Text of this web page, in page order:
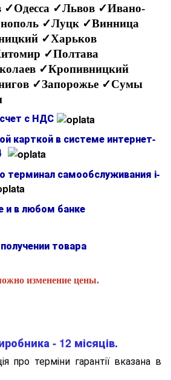
✓Одесса ✓Львов ✓Ивано-
✓Луцк ✓Винница
✓Харьков
✓Полтава
✓Кропивницкий
✓Запорожье ✓Сумы
с НДС
карткой в системе интернет-
терминал самообслуживания і-
и в любом банке
товара
изменение цены.
- 12 місяців.
про терміни гарантії вказана в